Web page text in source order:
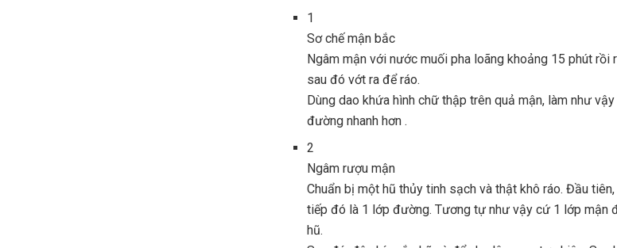
1
Sơ chế mận bắc
Ngâm mận với nước muối pha loãng khoảng 15 phút rồi
sau đó vớt ra để ráo.
Dùng dao khứa hình chữ thập trên quả mận, làm như
đường nhanh hơn .
2
Ngâm rượu mận
Chuẩn bị một hũ thủy tinh sạch và thật khô ráo. Đầu
tiếp đó là 1 lớp đường. Tương tự như vậy cứ 1 lớp mận
hũ.